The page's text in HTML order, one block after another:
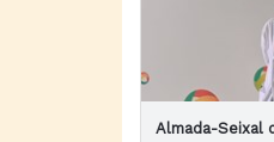
Almada-Seixal